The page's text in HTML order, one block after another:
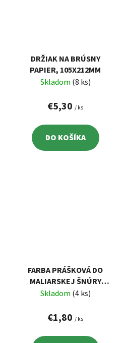
DRŽIAK NA BRÚSNY
PAPIER, 105X212MM
Skladom (8 ks)
€5,30 / ks
DO KOŠÍKA
FARBA PRÁŠKOVÁ DO
MALIARSKEJ ŠNÚRY
100G, MODRÁ
Skladom (4 ks)
€1,80 / ks